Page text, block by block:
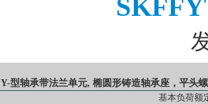
Y-型轴承带法兰单元, 椭圆形铸造轴承座，平头
基本负荷额